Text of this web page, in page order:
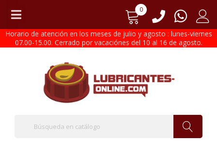
0
Horario de atención en los meses de julio y agosto : lunes-viernes
07.00-15.00. Cerrado por vacaciónes del 10 al 16 de agosto.